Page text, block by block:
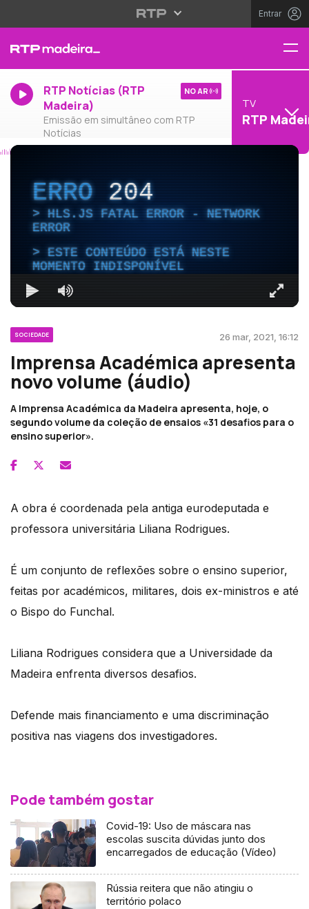
Entrar
RTP Notícias (RTP
Madeira)
Emissão em simultâneo com RTP
Notícias
NO AR
TV
RTP
ERRO204
HLS.JS FATAL ERROR - NETWORK
ERROR
ESTE CONTEÚDO ESTÁ NESTE
MOMENTO INDISPONÍVEL
SOCIEDADE 26 mar, 2021, 16:12
Imprensa Académica apresenta
novo volume (áudio)
A Imprensa Académica da Madeira apresenta, hoje, o
segundo volume da coleção de ensaios «31 desafios para o
ensino superior».
A obra é coordenada pela antiga eurodeputada e
professora universitária Liliana Rodrigues.
É um conjunto de reflexões sobre o ensino superior,
feitas por académicos, militares, dois ex-ministros e até
o Bispo do Funchal.
Liliana Rodrigues considera que a Universidade da
Madeira enfrenta diversos desafios.
Defende mais financiamento e uma discriminação
positiva nas viagens dos investigadores.
Pode também gostar
Covid-19: Uso de máscara nas
escolas suscita dúvidas junto dos
encarregados de educação (Vídeo)
Rússia reitera que não atingiu o
território polaco